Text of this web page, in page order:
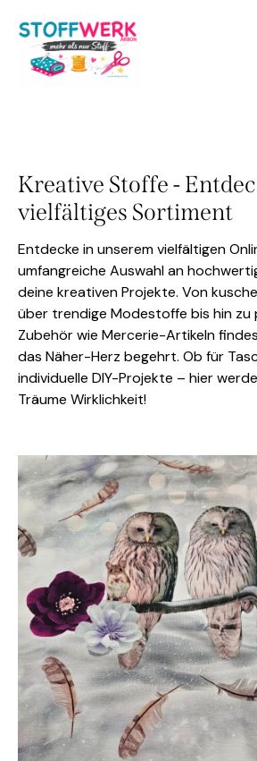
Kreative Stoffe -
vielfältiges Sortiment
Entdecke in unserem vielfältigen
umfangreiche Auswahl an
deine kreativen Projekte. Von
über trendige Modestoffe bis hin zu
Zubehör wie Mercerie-Artikeln
das Näher-Herz begehrt. Ob für
individuelle DIY-Projekte – hier
Träume Wirklichkeit!